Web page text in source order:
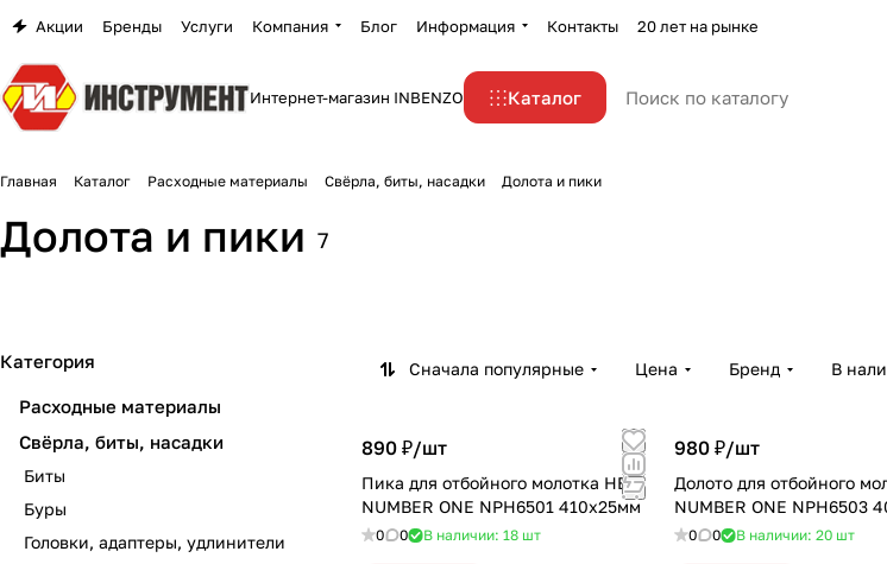
Акции Бренды Услуги Компания Блог Информация Контакты 20 лет на рынке
Интернет-магазин INBENZO Каталог
Главная Каталог Расходные материалы Свёрла, биты, насадки Долота и пики
Долота и пики 7
Сначала популярные Цена Бренд В
890 ₽/шт
Пика для отбойного молотка HEX
NUMBER ONE NPH6501 410х25мм
0 0 В наличии: 18 шт
980 ₽/шт
Долото для отбойного
NUMBER ONE NPH6503
0 0 В наличии: 20 шт
Категория
Расходные материалы
Свёрла, биты, насадки
Биты
Буры
Головки, адаптеры, удлинители